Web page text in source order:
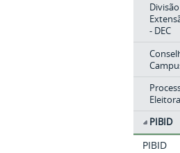
- DEC
PIBID
PIBID